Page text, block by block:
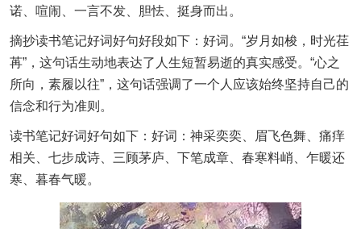
诺、喧闹、一言不发、胆怯、挺身而出。
摘抄读书笔记好词好句好段如下：好词。“岁月如梭，时光荏
苒”，这句话生动地表达了人生短暂易逝的真实感受。“心之
所向，素履以往”，这句话强调了一个人应该始终坚持自己的
信念和行为准则。
读书笔记好词好句如下：好词：神采奕奕、眉飞色舞、痛痒
相关、七步成诗、三顾茅庐、下笔成章、春寒料峭、乍暖还
寒、暮春气暖。